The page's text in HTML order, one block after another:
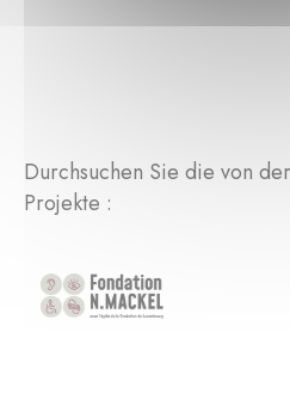
Durchsuchen Sie die von
Projekte :